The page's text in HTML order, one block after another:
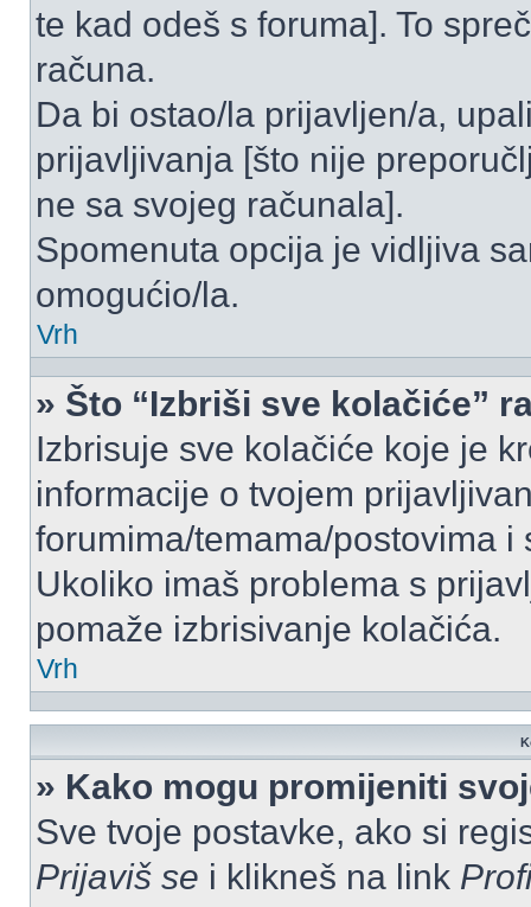
te kad odeš s foruma]. To
računa.
Da bi ostao/la prijavljen/a,
prijavljivanja [što nije
ne sa svojeg računala].
Spomenuta opcija je vidljiva
omogućio/la.
Vrh
» Što “Izbriši sve kolačiće”
Izbrisuje sve kolačiće koje je
informacije o tvojem
forumima/temama/postovima i
Ukoliko imaš problema s
pomaže izbrisivanje kolačića.
Vrh
» Kako mogu promijeniti
Sve tvoje postavke, ako si
Prijaviš se i klikneš na link